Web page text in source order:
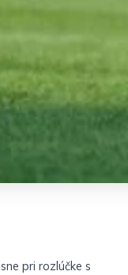
pri rozlúčke s